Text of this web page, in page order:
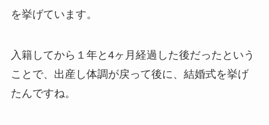
を挙げています。
入籍してから１年と4ヶ月経過した後だったという
ことで、出産し体調が戻って後に、結婚式を挙げ
たんですね。